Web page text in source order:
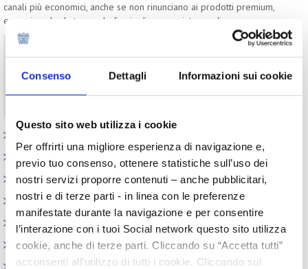
Consenso Dettagli Informazioni sui cookie
Questo sito web utilizza i cookie
Per offrirti una migliore esperienza di navigazione e,
previo tuo consenso, ottenere statistiche sull’uso dei
nostri servizi proporre contenuti – anche pubblicitari,
nostri e di terze parti - in linea con le preferenze
manifestate durante la navigazione e per consentire
l’interazione con i tuoi Social network questo sito utilizza
cookie, anche di terze parti. Cliccando su “Accetta tutti”
acconsenti all’utilizzo di tutti i cookie. Cliccando sul
canali più economici, anche se non rinunciano ai prodotti premium,
emarginando da tempo la fascia di prezzo intermedia.
I numeri della cosmetica
Outlook: il nuovo report del Centro Studi
Contesto macroeconomico
Scenari internazionali
Consumer trends
Precedenti pubblicazioni